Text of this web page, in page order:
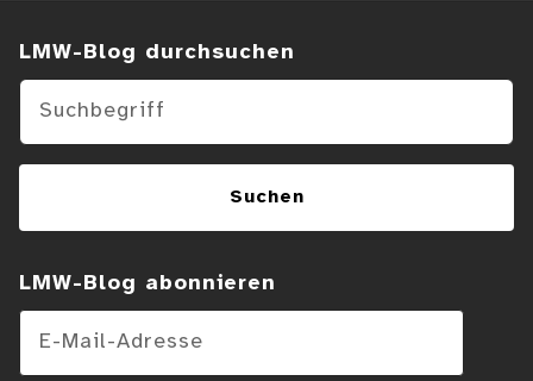
LMW-Blog abonnieren
E-Mail-Adresse
Suchen im Blog
LMW-Blog durchsuchen
Suchen